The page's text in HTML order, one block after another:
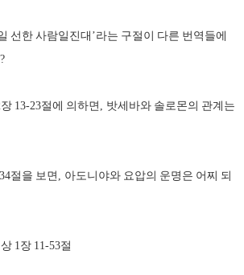
선한 사람일진대 ’라는 구절이 다른 번역들에
?
장 13-23절에 의하면 , 밧세바와 솔로몬의 관계는
절을 보면 , 아도니야와 요압의 운명은 어찌 되
1장 11-53절